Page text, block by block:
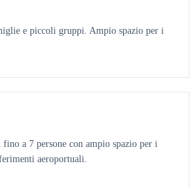
e piccoli gruppi. Ampio spazio per i
a 7 persone con ampio spazio per i
aeroportuali.